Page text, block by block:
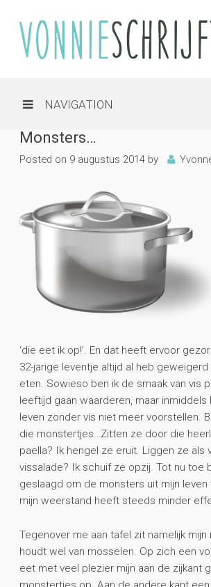
NAVIGATION
Monsters…
Posted on 9 augustus 2014 by
‘die eet ik op!’. En dat heeft ervoor
32-jarige leventje altijd al heb
eten. Sowieso ben ik de smaak van vis
leeftijd gaan waarderen, maar inmiddels
leven zonder vis niet meer voorstellen.
die monstertjes…Zitten ze door die
paella? Ik hengel ze eruit. Liggen ze als
vissalade? Ik schuif ze opzij. Tot nu toe
geslaagd om de monsters uit mijn leven
mijn weerstand heeft steeds minder
Tegenover me aan tafel zit namelijk mijn
houdt wel van mosselen. Op zich een
eet met veel plezier mijn aan de zijkant